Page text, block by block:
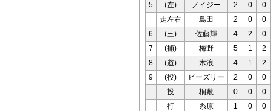
5
(左) ノイジー 2 0
0
走左右
島田 2 0
0
6
(三) 佐藤輝 4 2
0
7
(捕) 梅野 5 1
2
8
(遊) 木浪 4 1
2
9
(投) ビーズリー 2 0
0
投
桐敷 0 0
0
打
糸原 1 0
0